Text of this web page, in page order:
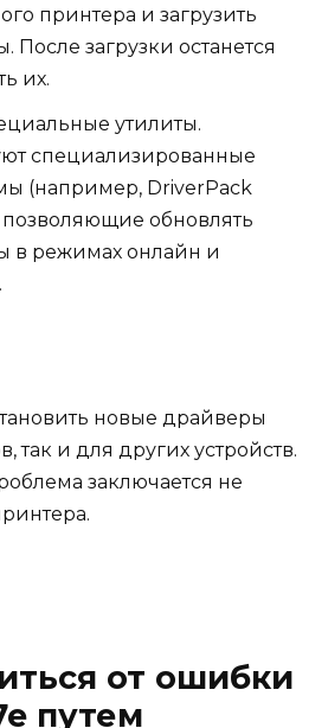
принтера и загрузить
После загрузки останется
их.
утилиты.
специализированные
(например, DriverPack
обновлять
в режимах онлайн и
новые драйверы
так и для других устройств.
заключается не
от ошибки
путем